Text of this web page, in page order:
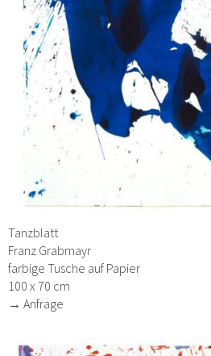
Tanzblatt
Franz Grabmayr
farbige Tusche auf Papier
100 x 70 cm
→ Anfrage